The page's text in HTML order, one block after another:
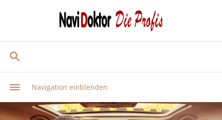
Navigation einblenden